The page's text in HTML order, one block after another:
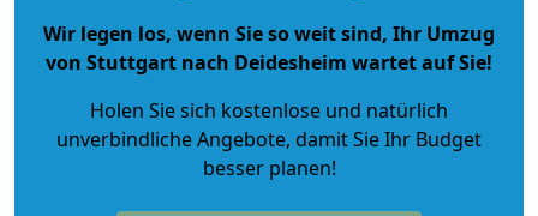
Wir legen los, wenn Sie so weit sind, Ihr Umzug
von Stuttgart nach Deidesheim wartet auf Sie!
Holen Sie sich kostenlose und natürlich
unverbindliche Angebote, damit Sie Ihr Budget
besser planen!